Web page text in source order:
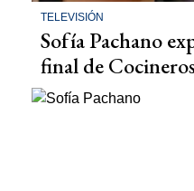
TELEVISIÓN
Sofía Pachano
final de